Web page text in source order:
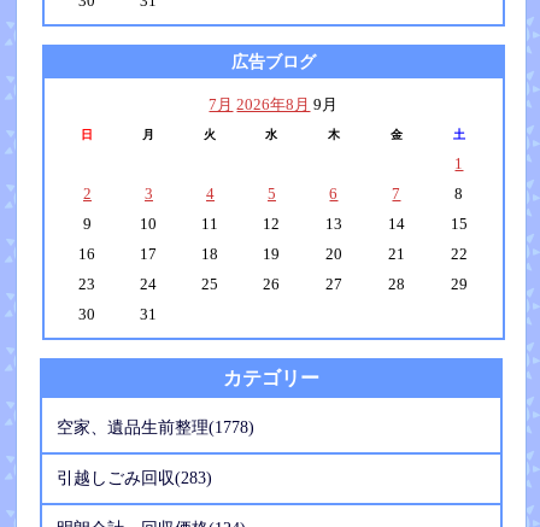
広告ブログ
7月 2026年8月 9月
日 月 火 水 木 金 土
1
2
3 4 5 6 7
8
9
10 11 12 13 14
15
16
17 18 19 20 21
22
23
24 25 26 27 28
29
30
31
カテゴリー
空家、遺品生前整理(1778)
引越しごみ回収(283)